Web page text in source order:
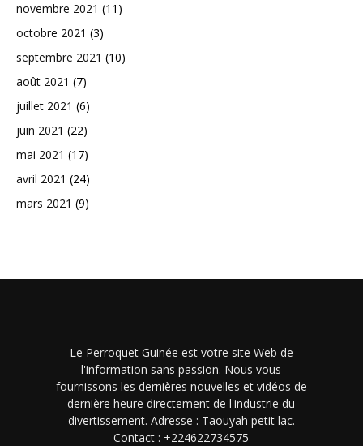
novembre 2021 (11)
octobre 2021 (3)
septembre 2021 (10)
août 2021 (7)
juillet 2021 (6)
juin 2021 (22)
mai 2021 (17)
avril 2021 (24)
mars 2021 (9)
Le Perroquet Guinée est votre site Web de
l'information sans passion. Nous vous
fournissons les dernières nouvelles et vidéos de
dernière heure directement de l'industrie du
divertissement. Adresse : Taouyah petit lac.
Contact : +224622734575